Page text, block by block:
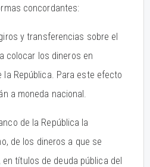
concordantes:
y transferencias sobre el
colocar los dineros en
la República. Para este efecto
a moneda nacional.
de la República la
de los dineros a que se
títulos de deuda pública del